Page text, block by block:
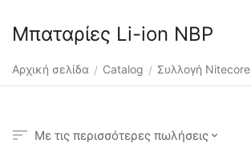
Μπαταρίες Li-ion NBP
Αρχική σελίδα / Catalog / Συλλογή Nitecore
Με τις περισσότερες πωλήσεις